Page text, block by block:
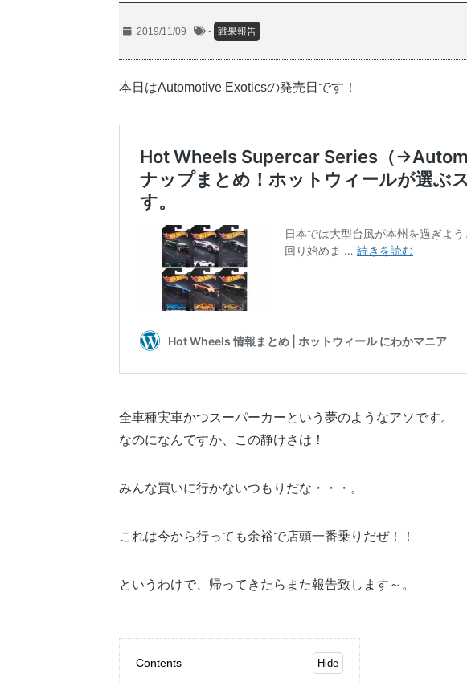
2019/11/09 - 戦果報告
本日はAutomotive Exoticsの発売日です！
全車種実車かつスーパーカーという夢のようなアソです。
なのになんですか、この静けさは！
みんな買いに行かないつもりだな・・・。
これは今から行っても余裕で店頭一番乗りだぜ！！
というわけで、帰ってきたらまた報告致します～。
Contents